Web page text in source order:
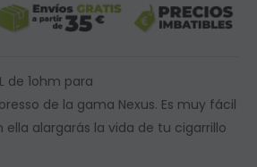
de 1ohm para
de la gama Nexus. Es muy fácil
alargarás la vida de tu cigarrillo